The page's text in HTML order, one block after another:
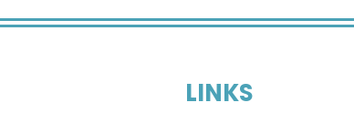
LINKS